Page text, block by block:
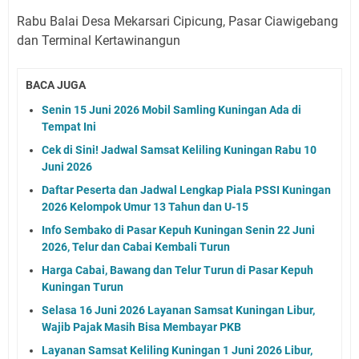
Rabu Balai Desa Mekarsari Cipicung, Pasar Ciawigebang
dan Terminal Kertawinangun
BACA JUGA
Senin 15 Juni 2026 Mobil Samling Kuningan Ada di
Tempat Ini
Cek di Sini! Jadwal Samsat Keliling Kuningan Rabu 10
Juni 2026
Daftar Peserta dan Jadwal Lengkap Piala PSSI Kuningan
2026 Kelompok Umur 13 Tahun dan U-15
Info Sembako di Pasar Kepuh Kuningan Senin 22 Juni
2026, Telur dan Cabai Kembali Turun
Harga Cabai, Bawang dan Telur Turun di Pasar Kepuh
Kuningan Turun
Selasa 16 Juni 2026 Layanan Samsat Kuningan Libur,
Wajib Pajak Masih Bisa Membayar PKB
Layanan Samsat Keliling Kuningan 1 Juni 2026 Libur,